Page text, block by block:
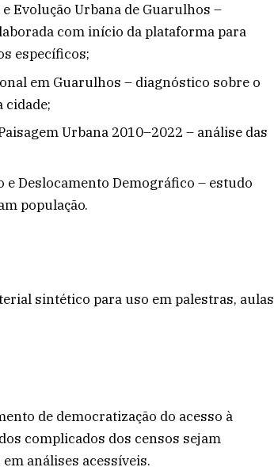
Evolução Urbana de Guarulhos –
com início da plataforma para
específicos;
em Guarulhos – diagnóstico sobre o
cidade;
Urbana 2010–2022 – análise das
e Deslocamento Demográfico – estudo
população.
sintético para uso em palestras, aulas
de democratização do acesso à
complicados dos censos sejam
análises acessíveis.